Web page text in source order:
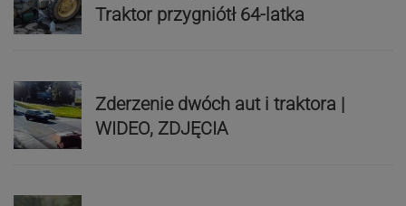
Traktor przygniótł 64-latka
Zderzenie dwóch aut i traktora |
WIDEO, ZDJĘCIA